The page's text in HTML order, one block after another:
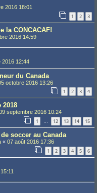
2016 18:01
1 2 3
la CONCACAF!
2016 14:59
2016 12:44
du Canada
octobre 2016 13:26
1 2 3 4
2018
septembre 2016 10:24
1 … 12 13 14 15
soccer au Canada
« 07 août 2016 17:36
1 2 3 4 5 6